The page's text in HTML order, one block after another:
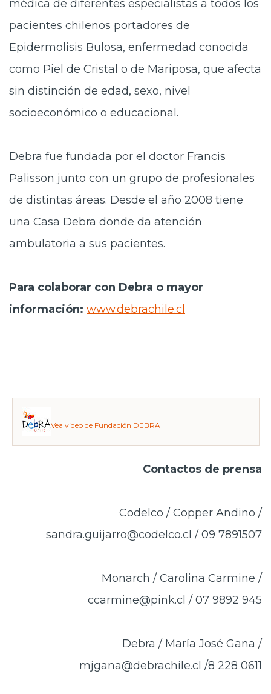
médica de diferentes especialistas a todos los
pacientes chilenos portadores de
Epidermolisis Bulosa, enfermedad conocida
como Piel de Cristal o de Mariposa, que afecta
sin distinción de edad, sexo, nivel
socioeconómico o educacional.
Debra fue fundada por el doctor Francis
Palisson junto con un grupo de profesionales
de distintas áreas. Desde el año 2008 tiene
una Casa Debra donde da atención
ambulatoria a sus pacientes.
Para colaborar con Debra o mayor
información: www.debrachile.cl
Vea video de Fundación DEBRA
Contactos de prensa
Codelco / Copper Andino /
sandra.guijarro@codelco.cl / 09 7891507
Monarch / Carolina Carmine /
ccarmine@pink.cl / 07 9892 945
Debra / María José Gana /
mjgana@debrachile.cl /8 228 0611